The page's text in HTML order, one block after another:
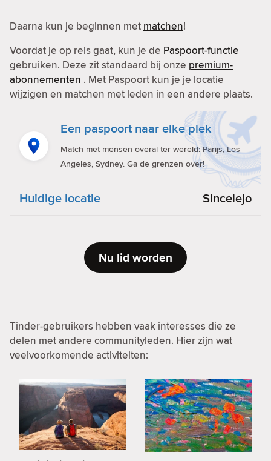
Daarna kun je beginnen met matchen!
Voordat je op reis gaat, kun je de Paspoort-functie
gebruiken. Deze zit standaard bij onze premium-
abonnementen . Met Paspoort kun je je locatie
wijzigen en matchen met leden in een andere plaats.
Een paspoort naar elke plek
Match met mensen overal ter wereld: Parijs, Los
Angeles, Sydney. Ga de grenzen over!
Huidige locatie Sincelejo
Nu lid worden
Tinder-gebruikers hebben vaak interesses die ze
delen met andere communityleden. Hier zijn wat
veelvoorkomende activiteiten: